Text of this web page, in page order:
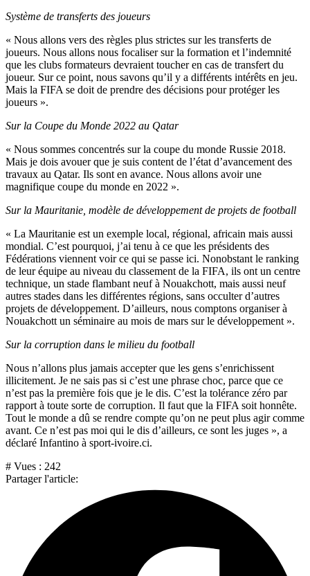
Système de transferts des joueurs
« Nous allons vers des règles plus strictes sur les transferts de
joueurs. Nous allons nous focaliser sur la formation et l’indemnité
que les clubs formateurs devraient toucher en cas de transfert du
joueur. Sur ce point, nous savons qu’il y a différents intérêts en jeu.
Mais la FIFA se doit de prendre des décisions pour protéger les
joueurs ».
Sur la Coupe du Monde 2022 au Qatar
« Nous sommes concentrés sur la coupe du monde Russie 2018.
Mais je dois avouer que je suis content de l’état d’avancement des
travaux au Qatar. Ils sont en avance. Nous allons avoir une
magnifique coupe du monde en 2022 ».
Sur la Mauritanie, modèle de développement de projets de football
« La Mauritanie est un exemple local, régional, africain mais aussi
mondial. C’est pourquoi, j’ai tenu à ce que les présidents des
Fédérations viennent voir ce qui se passe ici. Nonobstant le ranking
de leur équipe au niveau du classement de la FIFA, ils ont un centre
technique, un stade flambant neuf à Nouakchott, mais aussi neuf
autres stades dans les différentes régions, sans occulter d’autres
projets de développement. D’ailleurs, nous comptons organiser à
Nouakchott un séminaire au mois de mars sur le développement ».
Sur la corruption dans le milieu du football
Nous n’allons plus jamais accepter que les gens s’enrichissent
illicitement. Je ne sais pas si c’est une phrase choc, parce que ce
n’est pas la première fois que je le dis. C’est la tolérance zéro par
rapport à toute sorte de corruption. Il faut que la FIFA soit honnête.
Tout le monde a dû se rendre compte qu’on ne peut plus agir comme
avant. Ce n’est pas moi qui le dis d’ailleurs, ce sont les juges », a
déclaré Infantino à sport-ivoire.ci.
# Vues : 242
Partager l'article: